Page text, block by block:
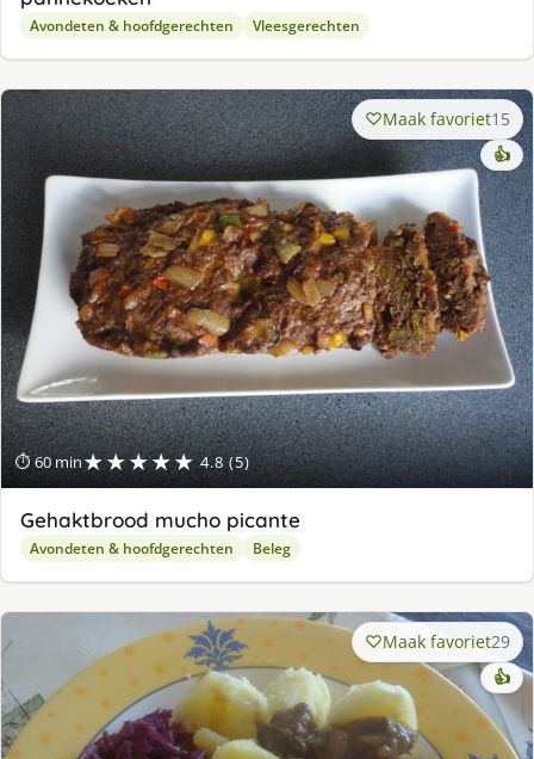
Avondeten & hoofdgerechten Vleesgerechten
⏱ 60 min★★★★★ 4.8 (5)
Maak favoriet15
👍
Gehaktbrood mucho picante
Avondeten & hoofdgerechten Beleg
Maak favoriet29
👍